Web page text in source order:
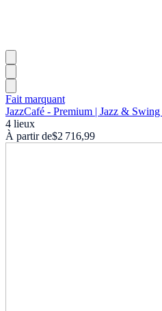
Fait marquant
JazzCafé - Premium | Jazz &
4 lieux
À partir de$2 716,99